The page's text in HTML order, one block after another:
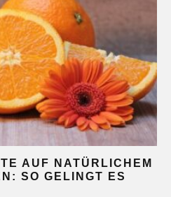
AUF NATÜRLICHEM
SO GELINGT ES